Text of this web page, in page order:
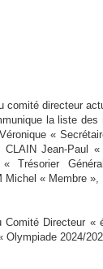
directeur
la liste
«
Jean-Paul
Trésorier
« Membre »,
Directeur
Olympiade 2024/